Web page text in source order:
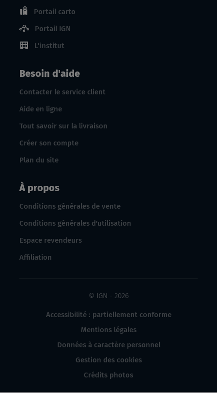
Portail carto
Portail IGN
L'institut
Besoin d'aide
Contacter le service client
Aide en ligne
Tout savoir sur la livraison
Créer son compte
Plan du site
À propos
Conditions générales de vente
Conditions générales d'utilisation
Espace revendeurs
Affiliation
© IGN - 2026
Accessibilité : partiellement conforme
Mentions légales
Données à caractère personnel
Gestion des cookies
Crédits photos